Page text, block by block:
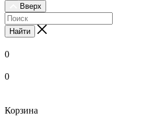
Вверх
Найти
0
0
Корзина